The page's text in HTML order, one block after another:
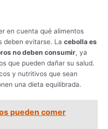
en cuenta qué alimentos
deben evitarse. Lacebolla es
no deben consumir, ya
que pueden dañar su salud.
y nutritivos que sean
una dieta equilibrada.
pueden comer